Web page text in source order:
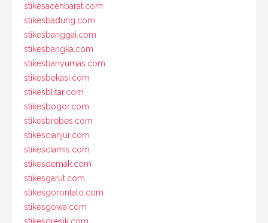
stikesacehbarat.com
stikesbadung.com
stikesbanggai.com
stikesbangka.com
stikesbanyumas.com
stikesbekasi.com
stikesblitar.com
stikesbogor.com
stikesbrebes.com
stikescianjur.com
stikesciamis.com
stikesdemak.com
stikesgarut.com
stikesgorontalo.com
stikesgowa.com
stikesgresik.com